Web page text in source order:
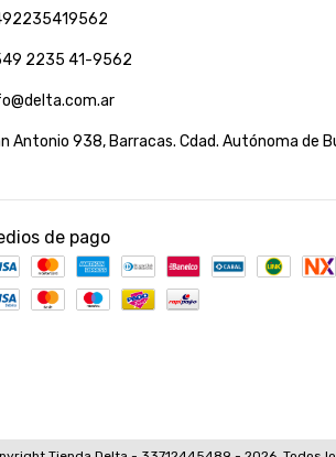
2235 41-9562
Antonio 938, Barracas. Cdad. Autónoma de
de pago